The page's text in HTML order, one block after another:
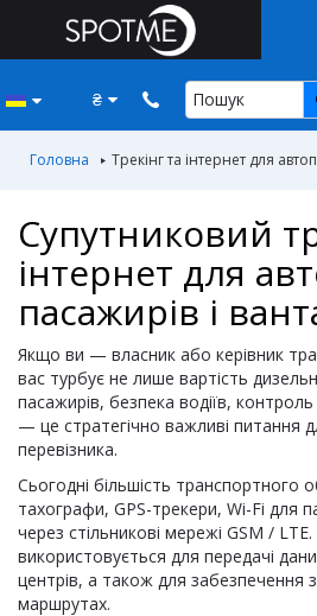
₴
Головна Трекінг та інтернет для
Супутниковий
інтернет для
пасажирів і
Якщо ви — власник або керівник
вас турбує не лише вартість
пасажирів, безпека водіїв,
— це стратегічно важливі питання
перевізника.
Сьогодні більшість транспортного
тахографи, GPS-трекери, Wi-Fi для
через стільникові мережі GSM / LTE.
використовується для передачі
центрів, а також для забезпечення
маршрутах.